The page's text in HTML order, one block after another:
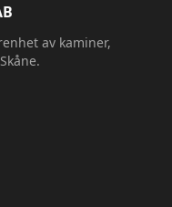
av kaminer,